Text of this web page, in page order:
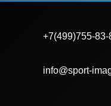
+7(499)755-83-
info@sport-